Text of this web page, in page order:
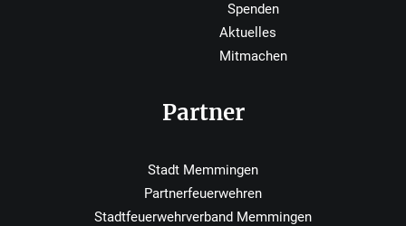
Spenden
Aktuelles
Mitmachen
Partner
Stadt Memmingen
Partnerfeuerwehren
Stadtfeuerwehrverband Memmingen